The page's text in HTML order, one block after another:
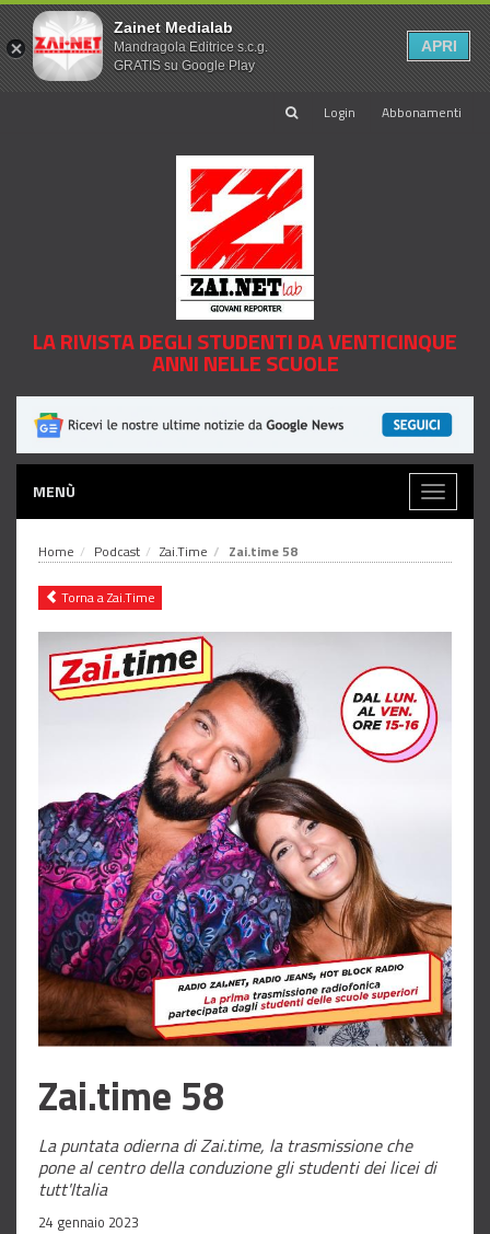
Login Abbonamenti
LA RIVISTA DEGLI STUDENTI DA VENTICINQUE
ANNI NELLE SCUOLE
MENÙ
Toggle
Home Podcast Zai.Time Zai.time 58
Torna a Zai.Time
Zai.time 58
La puntata odierna di Zai.time, la trasmissione che
pone al centro della conduzione gli studenti dei licei di
tutt'Italia
24 gennaio 2023
Zainet Medialab
Mandragola Editrice s.c.g.
GRATIS su Google Play
APRI